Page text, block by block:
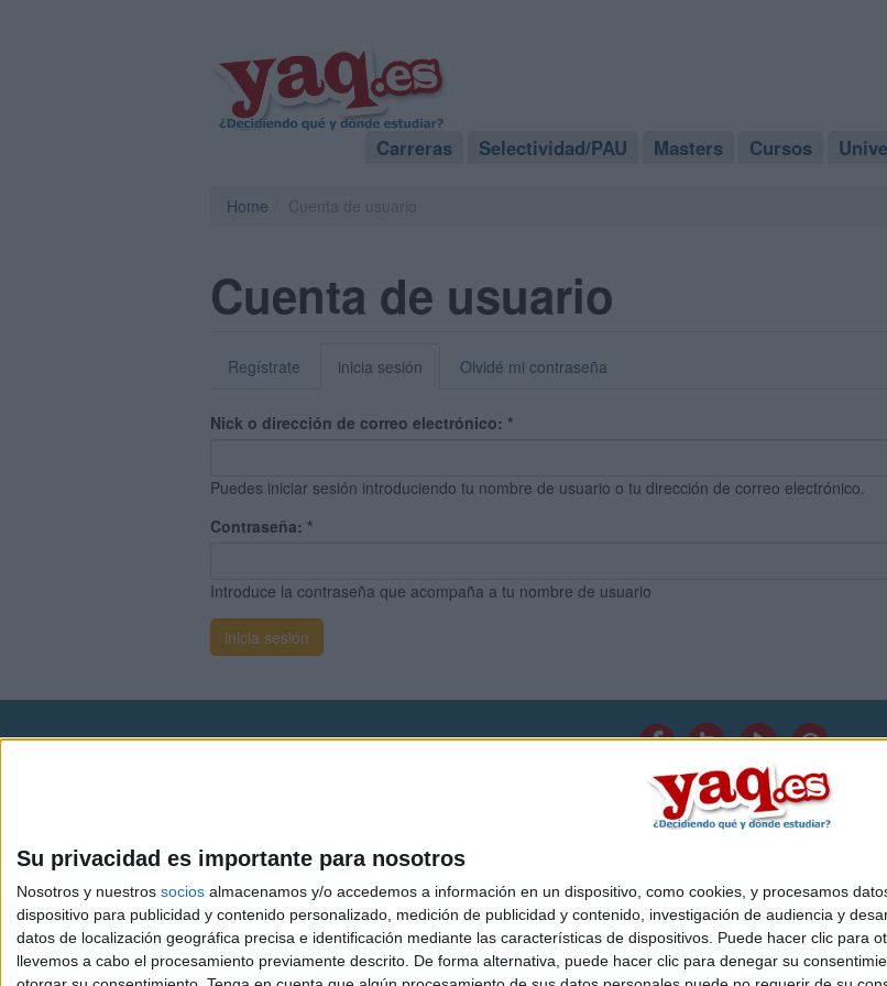
Su privacidad es importante para nosotros
Nosotros y nuestros socios almacenamos y/o accedemos a información en un dispositivo, como cookies, y procesamos
dispositivo para publicidad y contenido personalizado, medición de publicidad y contenido, investigación de audiencia y
datos de localización geográfica precisa e identificación mediante las características de dispositivos. Puede hacer clic para
llevemos a cabo el procesamiento previamente descrito. De forma alternativa, puede hacer clic para denegar su
Carreras Selectividad/PAU Masters Cursos
Home
Cuenta de usuario
Regístrate inicia sesión Olvidé mi contraseña
Nick o dirección de correo electrónico: *
Puedes iniciar sesión introduciendo tu nombre de usuario o tu dirección de correo electrónico.
Contraseña: *
Introduce la contraseña que acompaña a tu nombre de usuario
Quiénes somos| Contactar|Anúnciate
Politica de privacidad|Condiciones generales
- Diego de León 47 - 28006